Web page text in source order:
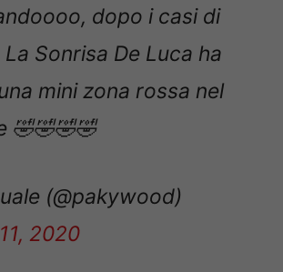
dopo i casi di
Sonrisa De Luca ha
mini zona rossa nel
🤣🤣🤣🤣
(@pakywood)
2020